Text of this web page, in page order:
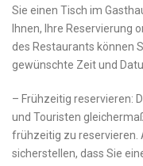
Sie einen Tisch im
Ihnen, Ihre Reservierung
des Restaurants⁣ können
gewünschte Zeit und
– Frühzeitig reservieren:
und Touristen
frühzeitig zu reservieren.
sicherstellen, dass Sie